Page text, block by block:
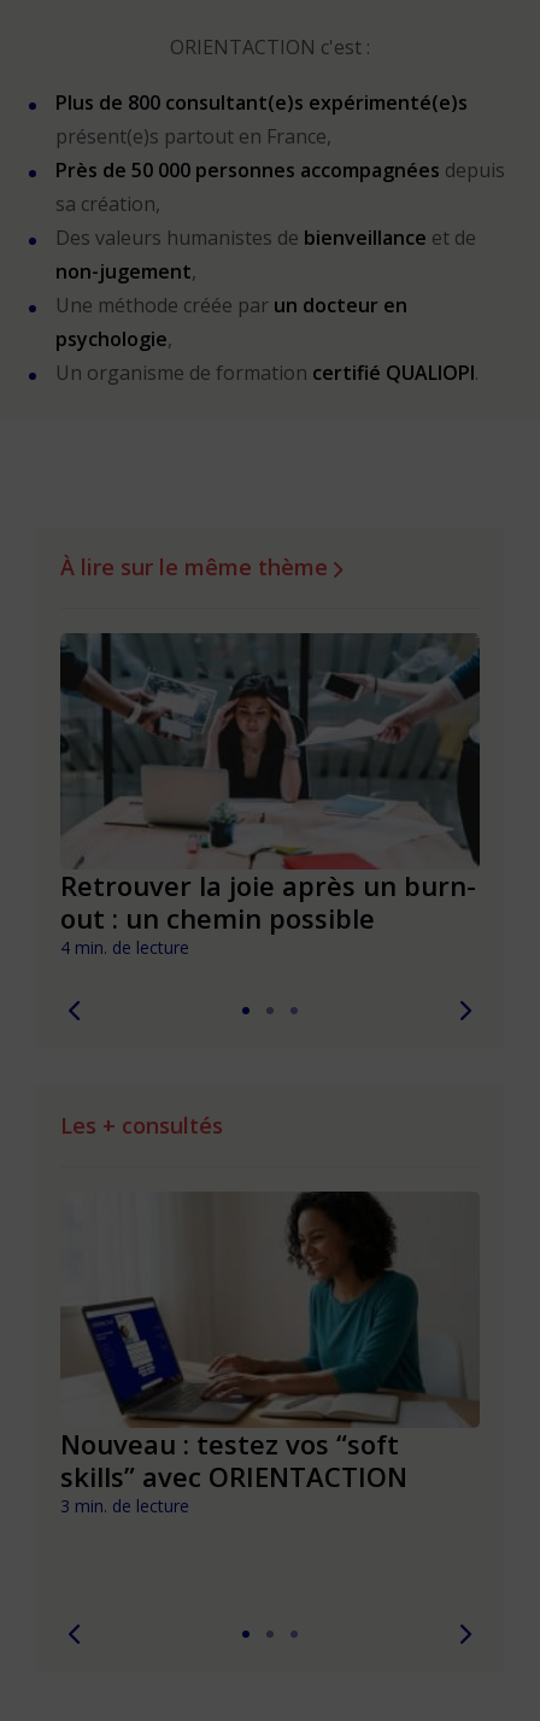
ORIENTACTION c'est :
Plus de 800 consultant(e)s expérimenté(e)s
présent(e)s partout en France,
Près de 50 000 personnes accompagnées depuis
sa création,
Des valeurs humanistes de bienveillance et de
non-jugement,
Une méthode créée par un docteur en
psychologie,
Un organisme de formation certifié QUALIOPI.
À lire sur le même thème
Retrouver la joie après un burn-
out : un chemin possible
4 min. de lecture
Les + consultés
Nouveau : testez vos “soft
skills” avec ORIENTACTION
3 min. de lecture